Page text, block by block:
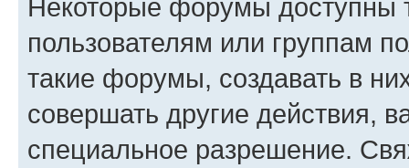
Некоторые форумы доступны
пользователям или группам
такие форумы, создавать в
совершать другие действия,
специальное разрешение.